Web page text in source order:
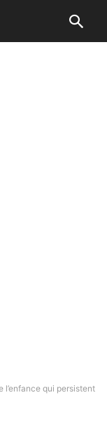
l’enfance qui persistent